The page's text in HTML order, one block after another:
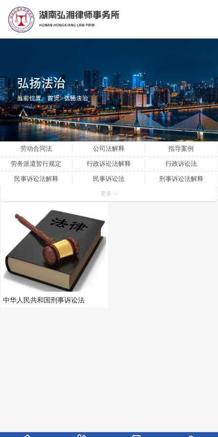
劳动合同法 公司法解释 指导案例
劳务派遣暂行规定 行政诉讼法解释 行政诉讼法
民事诉讼法解释 民事诉讼法 刑事诉讼法解释
刑法
劳动争议解释三
劳动法
更多
中华人民共和国刑事诉讼法